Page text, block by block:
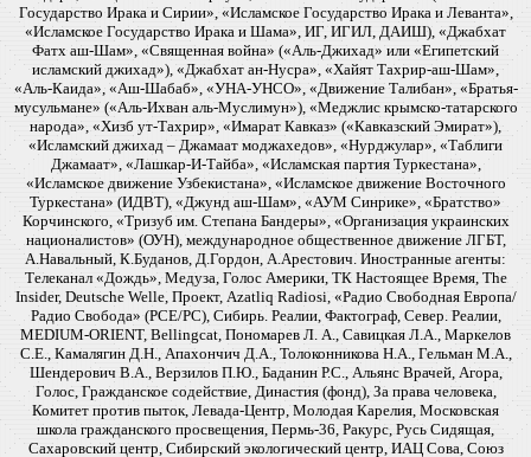
Государство Ирака и Сирии», «Исламское Государство Ирака и Леванта»,
«Исламское Государство Ирака и Шама», ИГ, ИГИЛ, ДАИШ), «Джабхат
Фатх аш-Шам», «Священная война» («Аль-Джихад» или «Египетский
исламский джихад»), «Джабхат ан-Нусра», «Хайят Тахрир-аш-Шам»,
«Аль-Каида», «Аш-Шабаб», «УНА-УНСО», «Движение Талибан», «Братья-
мусульмане» («Аль-Ихван аль-Муслимун»), «Меджлис крымско-татарского
народа», «Хизб ут-Тахрир», «Имарат Кавказ» («Кавказский Эмират»),
«Исламский джихад – Джамаат моджахедов», «Нурджулар», «Таблиги
Джамаат», «Лашкар-И-Тайба», «Исламская партия Туркестана»,
«Исламское движение Узбекистана», «Исламское движение Восточного
Туркестана» (ИДВТ), «Джунд аш-Шам», «АУМ Синрике», «Братство»
Корчинского, «Тризуб им. Степана Бандеры», «Организация украинских
националистов» (ОУН), международное общественное движение ЛГБТ,
А.Навальный, К.Буданов, Д.Гордон, А.Арестович. Иностранные агенты:
Телеканал «Дождь», Медуза, Голос Америки, ТК Настоящее Время, The
Insider, Deutsche Welle, Проект, Azatliq Radiosi, «Радио Свободная Европа/
Радио Свобода» (PCE/PC), Сибирь. Реалии, Фактограф, Север. Реалии,
MEDIUM-ORIENT, Bellingcat, Пономарев Л. А., Савицкая Л.А., Маркелов
С.Е., Камалягин Д.Н., Апахончич Д.А., Толоконникова Н.А., Гельман М.А.,
Шендерович В.А., Верзилов П.Ю., Баданин Р.С., Альянс Врачей, Агора,
Голос, Гражданское содействие, Династия (фонд), За права человека,
Комитет против пыток, Левада-Центр, Молодая Карелия, Московская
школа гражданского просвещения, Пермь-36, Ракурс, Русь Сидящая,
Сахаровский центр, Сибирский экологический центр, ИАЦ Сова, Союз